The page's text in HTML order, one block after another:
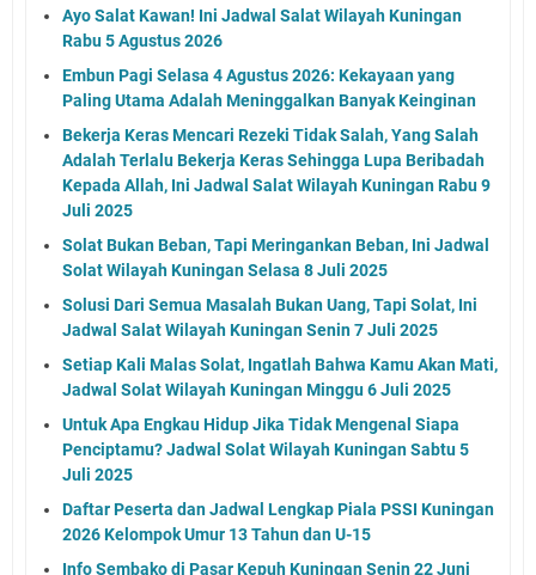
Ayo Salat Kawan! Ini Jadwal Salat Wilayah Kuningan
Rabu 5 Agustus 2026
Embun Pagi Selasa 4 Agustus 2026: Kekayaan yang
Paling Utama Adalah Meninggalkan Banyak Keinginan
Bekerja Keras Mencari Rezeki Tidak Salah, Yang Salah
Adalah Terlalu Bekerja Keras Sehingga Lupa Beribadah
Kepada Allah, Ini Jadwal Salat Wilayah Kuningan Rabu 9
Juli 2025
Solat Bukan Beban, Tapi Meringankan Beban, Ini Jadwal
Solat Wilayah Kuningan Selasa 8 Juli 2025
Solusi Dari Semua Masalah Bukan Uang, Tapi Solat, Ini
Jadwal Salat Wilayah Kuningan Senin 7 Juli 2025
Setiap Kali Malas Solat, Ingatlah Bahwa Kamu Akan Mati,
Jadwal Solat Wilayah Kuningan Minggu 6 Juli 2025
Untuk Apa Engkau Hidup Jika Tidak Mengenal Siapa
Penciptamu? Jadwal Solat Wilayah Kuningan Sabtu 5
Juli 2025
Daftar Peserta dan Jadwal Lengkap Piala PSSI Kuningan
2026 Kelompok Umur 13 Tahun dan U-15
Info Sembako di Pasar Kepuh Kuningan Senin 22 Juni